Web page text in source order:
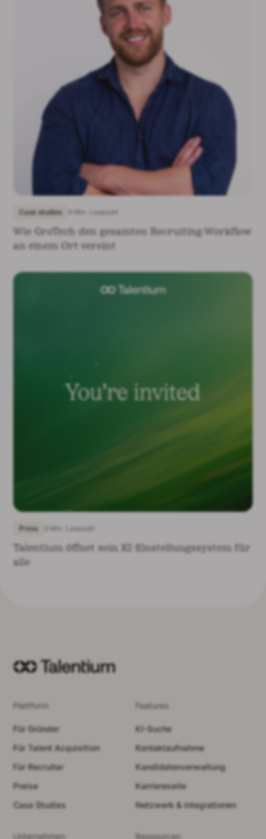
Case studies 3 Min. Lesezeit
Wie GroTech den gesamten Recruiting-Workflow
an einem Ort vereint
Press 3 Min. Lesezeit
Talentium öffnet sein KI-Einstellungssystem für
alle
Plattform
Für Gründer
Für Talent Acquisition
Für Recruiter
Preise
Case Studies
Features
KI-Suche
Kontaktaufnahme
Kandidatenverwaltung
Karriereseite
Netzwerk & Integrationen
Unternehmen Ressourcen